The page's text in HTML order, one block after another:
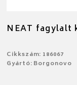
NEAT fagylalt
Cikkszám: 186067
Gyártó: Borgonovo